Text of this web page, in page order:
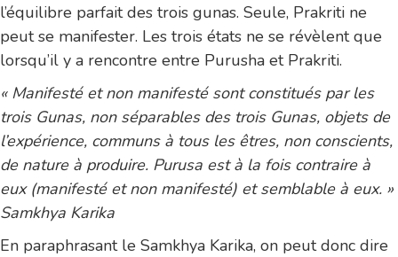
l’équilibre parfait des trois gunas. Seule, Prakriti ne
peut se manifester. Les trois états ne se révèlent que
lorsqu’il y a rencontre entre Purusha et Prakriti.
« Manifesté et non manifesté sont constitués par les
trois Gunas, non séparables des trois Gunas, objets de
l’expérience, communs à tous les êtres, non conscients,
de nature à produire. Purusa est à la fois contraire à
eux (manifesté et non manifesté) et semblable à eux. »
Samkhya Karika
En paraphrasant le Samkhya Karika, on peut donc dire